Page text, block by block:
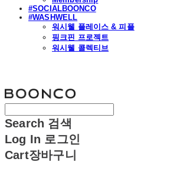
#SOCIALBOONCO
#WASHWELL
워시웰 플레이스 & 피플
핑크핀 프로젝트
워시웰 콜렉티브
Search 검색
Log In 로그인
Cart장바구니